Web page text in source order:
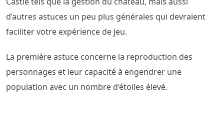
d’autres astuces un peu plus générales qui devraient
faciliter votre expérience de jeu.
La première astuce concerne la reproduction des
personnages et leur capacité à engendrer une
population avec un nombre d’étoiles élevé.